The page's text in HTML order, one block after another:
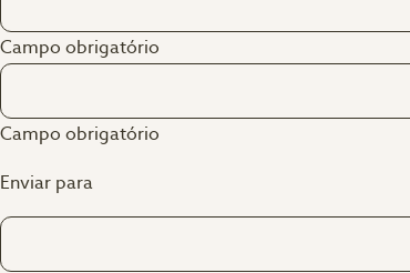
Campo obrigatório
Campo obrigatório
Enviar para